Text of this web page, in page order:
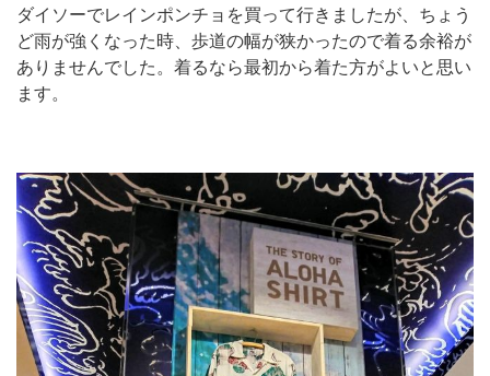
ダイソーでレインポンチョを買って行きましたが、ちょう
ど雨が強くなった時、歩道の幅が狭かったので着る余裕が
ありませんでした。着るなら最初から着た方がよいと思い
ます。